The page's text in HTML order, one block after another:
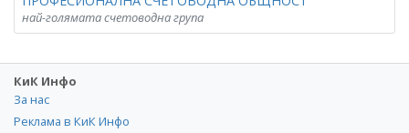
най-голямата счетоводна група
КиК Инфо
За нас
Реклама в КиК Инфо